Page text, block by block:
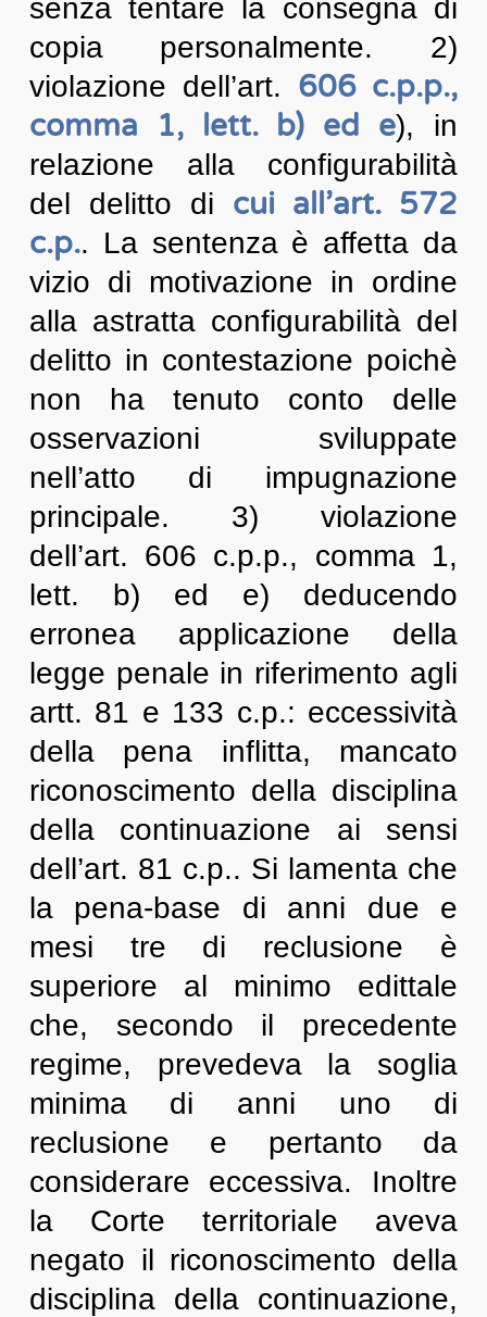
senza tentare la consegna di
copia personalmente. 2)
violazione dell’art. 606 c.p.p.,
comma 1, lett. b) ed e), in
relazione alla configurabilità
del delitto di cui all’art. 572
c.p.. La sentenza è affetta da
vizio di motivazione in ordine
alla astratta configurabilità del
delitto in contestazione poichè
non ha tenuto conto delle
osservazioni sviluppate
nell’atto di impugnazione
principale. 3) violazione
dell’art. 606 c.p.p., comma 1,
lett. b) ed e) deducendo
erronea applicazione della
legge penale in riferimento agli
artt. 81 e 133 c.p.: eccessività
della pena inflitta, mancato
riconoscimento della disciplina
della continuazione ai sensi
dell’art. 81 c.p.. Si lamenta che
la pena-base di anni due e
mesi tre di reclusione è
superiore al minimo edittale
che, secondo il precedente
regime, prevedeva la soglia
minima di anni uno di
reclusione e pertanto da
considerare eccessiva. Inoltre
la Corte territoriale aveva
negato il riconoscimento della
disciplina della continuazione,